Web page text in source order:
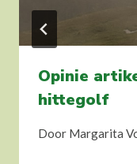
Opinie
hittegolf
Door Margarita